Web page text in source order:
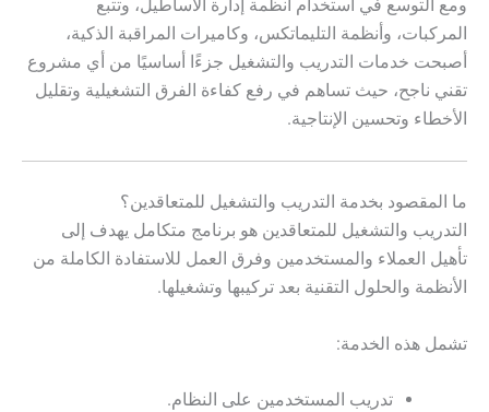
ومع التوسع في استخدام أنظمة إدارة الأساطيل، وتتبع
المركبات، وأنظمة التليماتكس، وكاميرات المراقبة الذكية،
أصبحت خدمات التدريب والتشغيل جزءًا أساسيًا من أي مشروع
تقني ناجح، حيث تساهم في رفع كفاءة الفرق التشغيلية وتقليل
الأخطاء وتحسين الإنتاجية.
ما المقصود بخدمة التدريب والتشغيل للمتعاقدين؟
التدريب والتشغيل للمتعاقدين هو برنامج متكامل يهدف إلى
تأهيل العملاء والمستخدمين وفرق العمل للاستفادة الكاملة من
الأنظمة والحلول التقنية بعد تركيبها وتشغيلها.
تشمل هذه الخدمة:
تدريب المستخدمين على النظام.